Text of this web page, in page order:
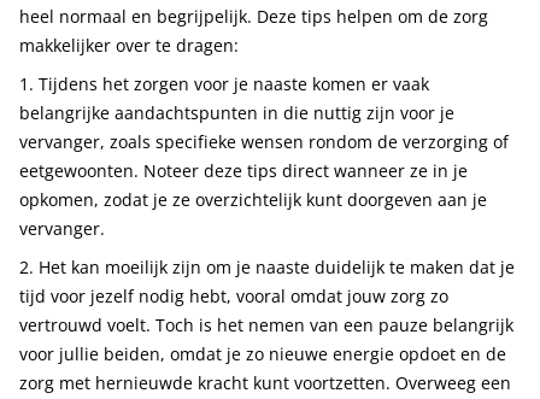
heel normaal en begrijpelijk. Deze tips helpen om de zorg
makkelijker over te dragen:
1. Tijdens het zorgen voor je naaste komen er vaak
belangrijke aandachtspunten in die nuttig zijn voor je
vervanger, zoals specifieke wensen rondom de verzorging of
eetgewoonten. Noteer deze tips direct wanneer ze in je
opkomen, zodat je ze overzichtelijk kunt doorgeven aan je
vervanger.
2. Het kan moeilijk zijn om je naaste duidelijk te maken dat je
tijd voor jezelf nodig hebt, vooral omdat jouw zorg zo
vertrouwd voelt. Toch is het nemen van een pauze belangrijk
voor jullie beiden, omdat je zo nieuwe energie opdoet en de
zorg met hernieuwde kracht kunt voortzetten. Overweeg een